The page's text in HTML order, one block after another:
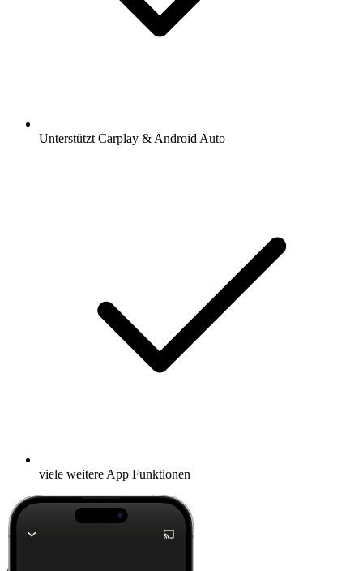
Unterstützt Carplay & Android Auto
viele weitere App Funktionen